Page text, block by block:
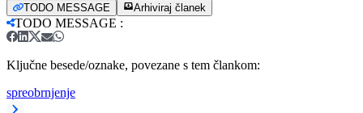
TODO MESSAGE Arhiviraj članek
TODO MESSAGE :
Ključne besede/oznake, povezane s tem člankom:
spreobrnjenje